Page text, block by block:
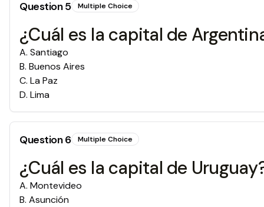
Question5 Multiple Choice
¿Cuál es la capital de
A. Santiago
B. Buenos Aires
C. La Paz
D. Lima
Question6 Multiple Choice
¿Cuál es la capital de
A. Montevideo
B. Asunción